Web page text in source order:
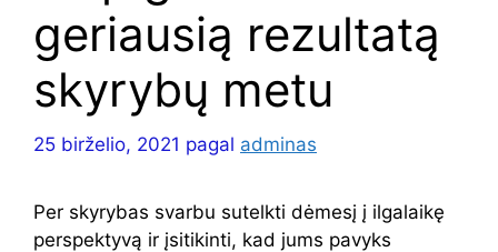
geriausią rezultatą
skyrybų metu
25 birželio, 2021 pagal adminas
Per skyrybas svarbu sutelkti dėmesį į ilgalaikę
perspektyvą ir įsitikinti, kad jums pavyks